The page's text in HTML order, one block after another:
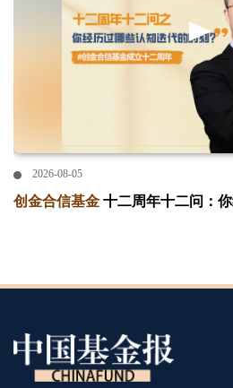
2026-08-05
创金合信基金 十二周年十二问：